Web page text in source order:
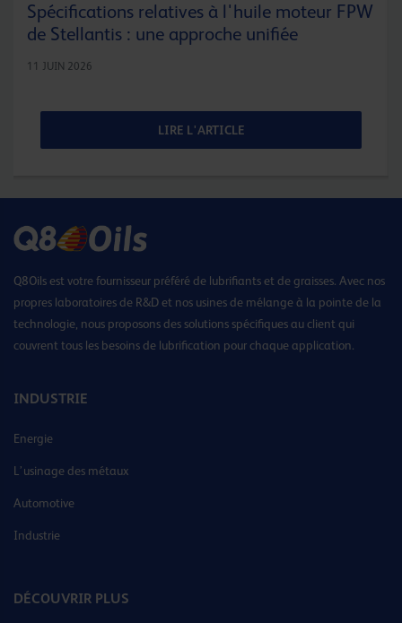
Spécifications relatives à l'huile moteur FPW
de Stellantis : une approche unifiée
11 JUIN 2026
LIRE L'ARTICLE
Q8Oils est votre fournisseur préféré de lubrifiants et de graisses. Avec nos
propres laboratoires de R&D et nos usines de mélange à la pointe de la
technologie, nous proposons des solutions spécifiques au client qui
couvrent tous les besoins de lubrification pour chaque application.
INDUSTRIE
Energie
L’usinage des métaux
Automotive
Industrie
DÉCOUVRIR PLUS